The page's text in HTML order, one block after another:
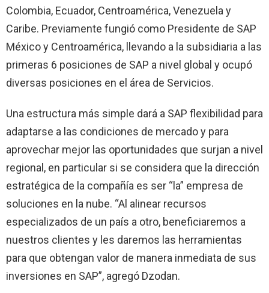
Colombia, Ecuador, Centroamérica, Venezuela y
Caribe. Previamente fungió como Presidente de SAP
México y Centroamérica, llevando a la subsidiaria a las
primeras 6 posiciones de SAP a nivel global y ocupó
diversas posiciones en el área de Servicios.
Una estructura más simple dará a SAP flexibilidad para
adaptarse a las condiciones de mercado y para
aprovechar mejor las oportunidades que surjan a nivel
regional, en particular si se considera que la dirección
estratégica de la compañía es ser “la” empresa de
soluciones en la nube. “Al alinear recursos
especializados de un país a otro, beneficiaremos a
nuestros clientes y les daremos las herramientas
para que obtengan valor de manera inmediata de sus
inversiones en SAP”, agregó Dzodan.